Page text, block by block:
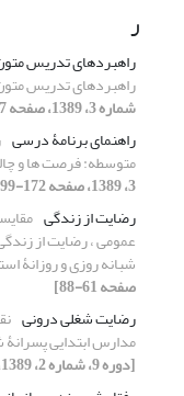
ر
راهبردهای تدریس
راهبردهای تدریس
شماره 3، 1389، صفحه 147-171]
راهنمای برنامۀ درسی
متوسطه: فرصت ها و
3، 1389، صفحه 172-199]
رضایت از زندگی
عمومی ، رضایت از
شبانه روزی و روزانۀ
صفحه 61-88]
رضایت شغلی درونی
مدارس ابتدایی
[دوره 9، شماره 2، 1389، صفحه 89-126]